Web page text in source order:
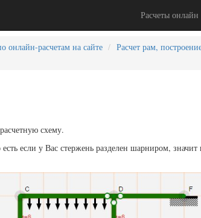
Расчеты онлайн
онлайн-расчетам на сайте
Расчет рам,
схему.
есть если у Вас стержень разделен шарниром,